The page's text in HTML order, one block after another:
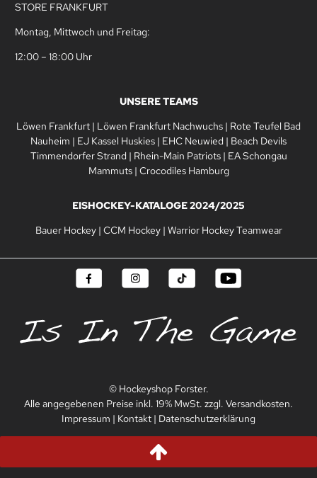
STORE FRANKFURT
Montag, Mittwoch und Freitag:
12:00 – 18:00 Uhr
UNSERE TEAMS
Löwen Frankfurt | Löwen Frankfurt Nachwuchs | Rote Teufel Bad
Nauheim | EJ Kassel Huskies | EHC Neuwied | Beach Devils
Timmendorfer Strand | Rhein-Main Patriots| EA Schongau
Mammuts| Crocodiles Hamburg
EISHOCKEY-KATALOGE 2024/2025
Bauer Hockey| CCM Hockey| Warrior Hockey Teamwear
© Hockeyshop Forster.
Alle angegebenen Preise inkl. 19% MwSt. zzgl. Versandkosten.
Impressum | Kontakt | Datenschutzerklärung